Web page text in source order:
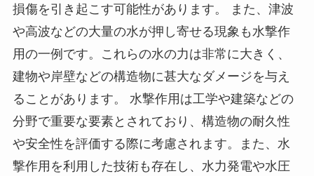
損傷を引き起こす可能性があります。 また、津波
や高波などの大量の水が押し寄せる現象も水撃作
用の一例です。これらの水の力は非常に大きく、
建物や岸壁などの構造物に甚大なダメージを与え
ることがあります。 水撃作用は工学や建築などの
分野で重要な要素とされており、構造物の耐久性
や安全性を評価する際に考慮されます。また、水
撃作用を利用した技術も存在し、水力発電や水圧